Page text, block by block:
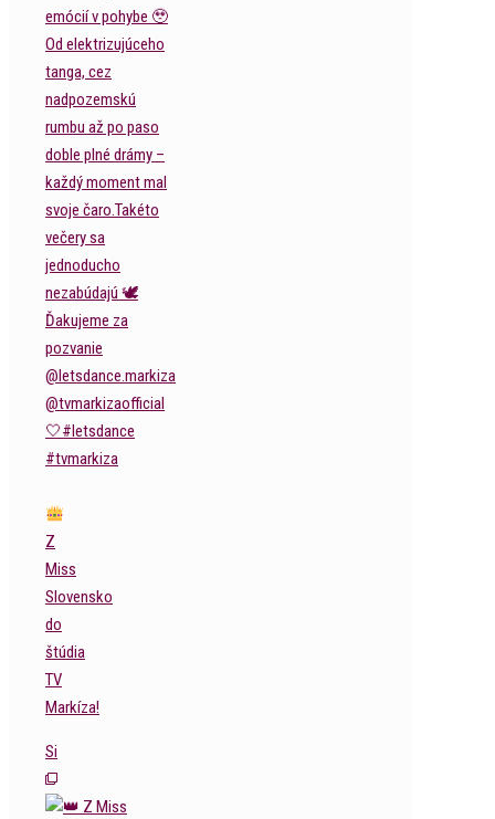
Z
Miss
Slovensko
do
štúdia
TV
Markíza!
Si